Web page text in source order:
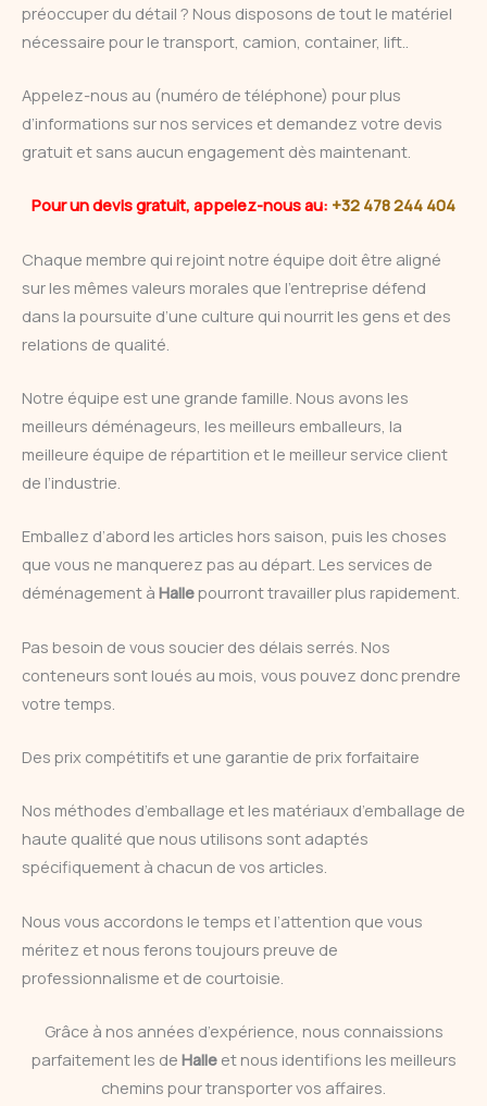
préoccuper du détail ? Nous disposons de tout le matériel
nécessaire pour le transport, camion, container, lift..
Appelez-nous au (numéro de téléphone) pour plus
d’informations sur nos services et demandez votre devis
gratuit et sans aucun engagement dès maintenant.
Pour un devis gratuit, appelez-nous au: +32 478 244 404
Chaque membre qui rejoint notre équipe doit être aligné
sur les mêmes valeurs morales que l’entreprise défend
dans la poursuite d’une culture qui nourrit les gens et des
relations de qualité.
Notre équipe est une grande famille. Nous avons les
meilleurs déménageurs, les meilleurs emballeurs, la
meilleure équipe de répartition et le meilleur service client
de l’industrie.
Emballez d’abord les articles hors saison, puis les choses
que vous ne manquerez pas au départ. Les services de
déménagement à Hallepourront travailler plus rapidement.
Pas besoin de vous soucier des délais serrés. Nos
conteneurs sont loués au mois, vous pouvez donc prendre
votre temps.
Des prix compétitifs et une garantie de prix forfaitaire
Nos méthodes d’emballage et les matériaux d’emballage de
haute qualité que nous utilisons sont adaptés
spécifiquement à chacun de vos articles.
Nous vous accordons le temps et l’attention que vous
méritez et nous ferons toujours preuve de
professionnalisme et de courtoisie.
Grâce à nos années d’expérience, nous connaissions
parfaitement les de Halle et nous identifions les meilleurs
chemins pour transporter vos affaires.